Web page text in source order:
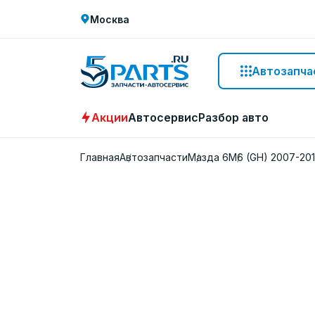
Москва
АкцииАвтосервисРазбор авто
ГлавнаяАвтозапчастиМазда 6M6 (GH) 2007-